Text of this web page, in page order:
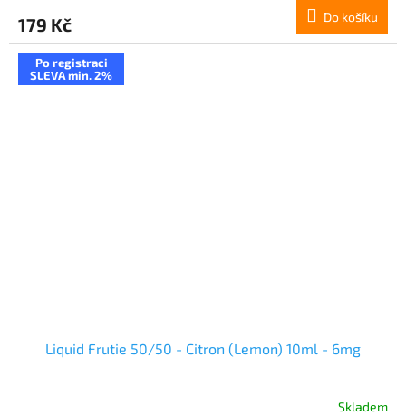
179 Kč Do košíku
Po registraci
SLEVA min. 2%
Liquid Frutie 50/50 - Citron (Lemon) 10ml - 6mg
Skladem